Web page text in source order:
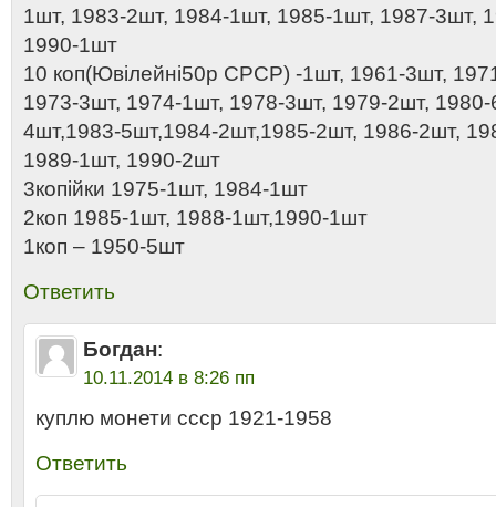
1шт, 1983-2шт, 1984-1шт, 1985-1шт, 1987-3шт,
1990-1шт
10 коп(Ювілейні50р СРСР) -1шт, 1961-3шт,
1973-3шт, 1974-1шт, 1978-3шт, 1979-2шт,
4шт,1983-5шт,1984-2шт,1985-2шт, 1986-2шт,
1989-1шт, 1990-2шт
3копійки 1975-1шт, 1984-1шт
2коп 1985-1шт, 1988-1шт,1990-1шт
1коп – 1950-5шт
Ответить
Богдан:
10.11.2014 в 8:26 пп
куплю монети ссср 1921-1958
Ответить